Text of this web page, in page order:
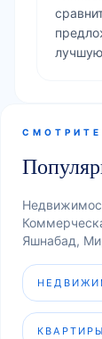
Яшнабад,
КВАРТИРЫ